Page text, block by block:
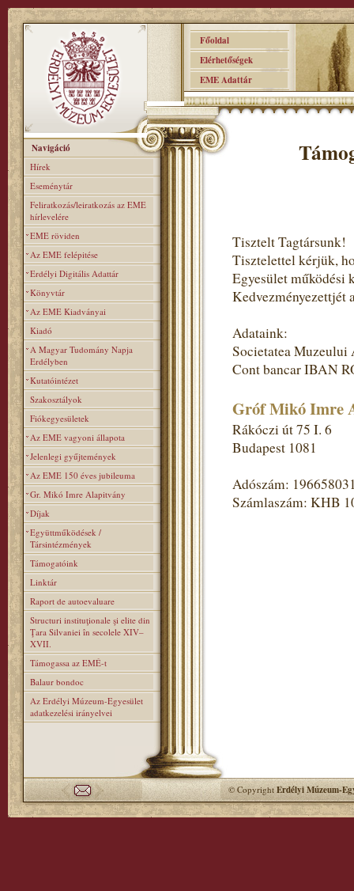
Főoldal
Elérhetőségek
EME Adattár
Navigáció
Hírek
Eseménytár
Feliratkozás/leiratkozás az EME
hírlevelére
EME röviden
Az EME felépitése
Erdélyi Digitális Adattár
Könyvtár
Az EME Kiadványai
Kiadó
A Magyar Tudomány Napja
Erdélyben
Kutatóintézet
Szakosztályok
Fiókegyesületek
Az EME vagyoni állapota
Jelenlegi gyűjtemények
Az EME 150 éves jubileuma
Gr. Mikó Imre Alapitvány
Díjak
Együttműködések /
Társintézmények
Támogatóink
Linktár
Raport de autoevaluare
Structuri instituţionale şi elite din
Ţara Silvaniei în secolele XIV–
XVII.
Támogassa az EMÉ-t
Balaur bondoc
Az Erdélyi Múzeum-Egyesület
adatkezelési irányelvei
Tisztelt Tagtársunk!
Tisztelettel kérjük,
Egyesület működési
Kedvezményezettjét
Adataink:
Societatea
Cont bancar IBAN
Gróf Mikó Imre
Rákóczi út 75 I. 6
Budapest 1081
Adószám:
Számlaszám: KHB
© CopyrightErdélyi Múzeum-